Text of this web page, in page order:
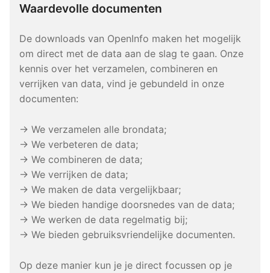
Waardevolle documenten
De downloads van OpenInfo maken het mogelijk
om direct met de data aan de slag te gaan. Onze
kennis over het verzamelen, combineren en
verrijken van data, vind je gebundeld in onze
documenten:
→ We verzamelen alle brondata;
→ We verbeteren de data;
→ We combineren de data;
→ We verrijken de data;
→ We maken de data vergelijkbaar;
→ We bieden handige doorsnedes van de data;
→ We werken de data regelmatig bij;
→ We bieden gebruiksvriendelijke documenten.
Op deze manier kun je je direct focussen op je